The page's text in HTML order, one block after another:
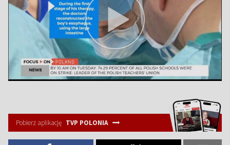
Pobierz aplikację TVP POLONIA